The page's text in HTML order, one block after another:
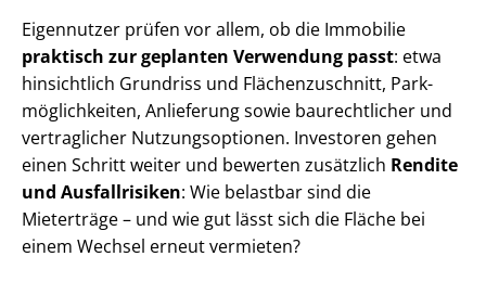
Eigennutzer prüfen vor allem, ob die Immobilie
praktisch zur geplanten Verwendung passt: etwa
hinsichtlich Grundriss und Flä­chen­zu­schnitt, Park­
mög­lich­kei­ten, Anlieferung sowie baurechtlicher und
vertraglicher Nut­zungs­op­tio­nen. Investoren gehen
einen Schritt weiter und bewerten zusätzlich Rendite
und Ausfallrisiken: Wie belastbar sind die
Mieterträge – und wie gut lässt sich die Fläche bei
einem Wechsel erneut vermieten?